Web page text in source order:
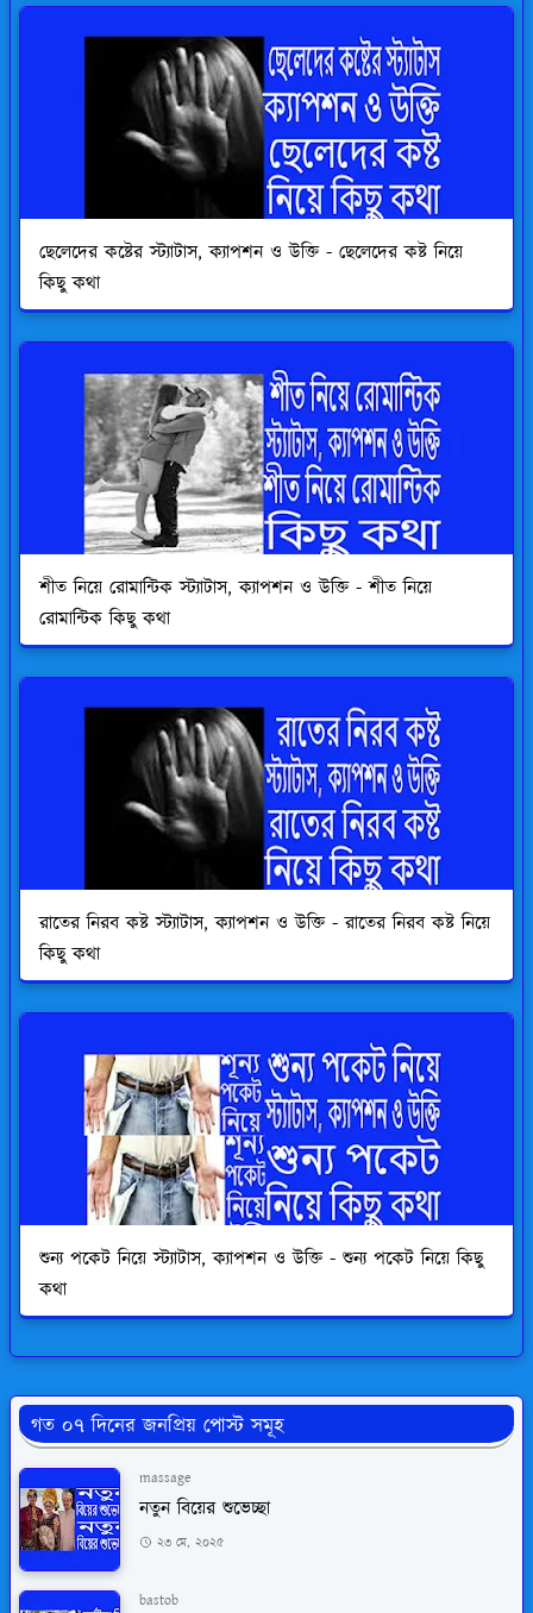
ছেলেদের কষ্টের স্ট্যাটাস, ক্যাপশন ও উক্তি - ছেলেদের কষ্ট নিয়ে
কিছু কথা
শীত নিয়ে রোমান্টিক স্ট্যাটাস, ক্যাপশন ও উক্তি - শীত নিয়ে
রোমান্টিক কিছু কথা
রাতের নিরব কষ্ট স্ট্যাটাস, ক্যাপশন ও উক্তি - রাতের নিরব কষ্ট নিয়ে
কিছু কথা
শুন্য পকেট নিয়ে স্ট্যাটাস, ক্যাপশন ও উক্তি - শুন্য পকেট নিয়ে কিছু
কথা
গত ০৭ দিনের জনপ্রিয় পোস্ট সমূহ
massage
নতুন বিয়ের শুভেচ্ছা
২৩ মে, ২০২৫
bastob